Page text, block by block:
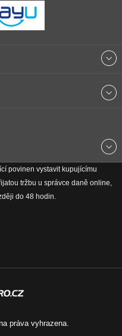
povinen vystavit kupujícímu
tržbu u správce daně online,
do 48 hodin.
práva vyhrazena.